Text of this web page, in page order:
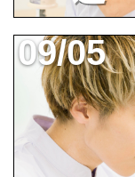
09/05